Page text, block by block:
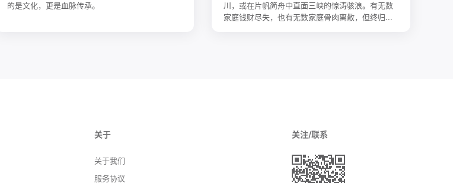
的是文化，更是血脉传承。
川，或在片帆简舟中直面三峡的惊涛骇浪。有无数
家庭钱财尽失，也有无数家庭骨肉离散，但终归...
关于
关于我们
服务协议
关注/联系